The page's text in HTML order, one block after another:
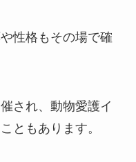
性格もその場で確
され、動物愛護イ
ともあります。